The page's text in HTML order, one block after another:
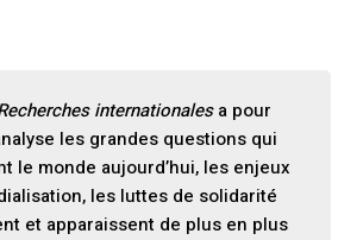
internationalesa pour
les grandes questions qui
le monde aujourd’hui, les enjeux
les luttes de solidarité
et apparaissent de plus en plus